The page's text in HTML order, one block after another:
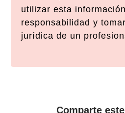
utilizar esta
responsabilidad y
jurídica de un
Comparte